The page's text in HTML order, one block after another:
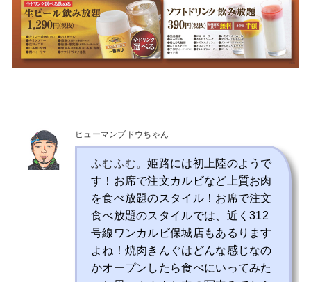
ヒューマンブドウちゃん
ふむふむ。姫路には初上陸のようで
す！お席で注文カルビなど上質お肉
を食べ放題のスタイル！お席で注文
食べ放題のスタイルでは、近く312
号線ワンカルビ保城店もあるります
よね！焼肉きんぐはどんな感じなの
かオープンしたら食べにいってみた